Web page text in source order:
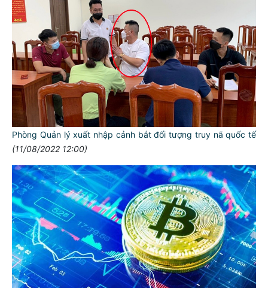
Phòng Quản lý xuất nhập cảnh bắt đối tượng truy nã quốc tế
(11/08/2022 12:00)